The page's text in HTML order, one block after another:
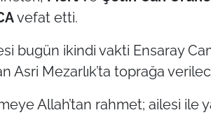
vefat etti.
bugün ikindi vakti Ensaray
Asri Mezarlık’ta toprağa
Allah’tan rahmet; ailesi ile